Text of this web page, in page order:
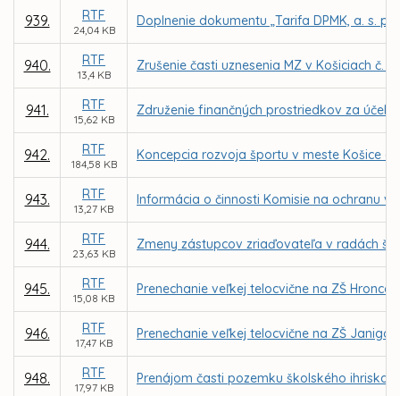
939. RTF
24,04 KB
Doplnenie dokumentu „Tarifa DPMK, a. s.
940. RTF
13,4 KB
Zrušenie časti uznesenia MZ v Košiciach č.
941. RTF
15,62 KB
Združenie finančných prostriedkov za
942. RTF
184,58 KB
Koncepcia rozvoja športu v meste Košice
943. RTF
13,27 KB
Informácia o činnosti Komisie na ochranu
944. RTF
23,63 KB
Zmeny zástupcov zriaďovateľa v radách
945. RTF
15,08 KB
Prenechanie veľkej telocvične na ZŠ
946. RTF
17,47 KB
Prenechanie veľkej telocvične na ZŠ
948. RTF
17,97 KB
Prenájom časti pozemku školského ihriska